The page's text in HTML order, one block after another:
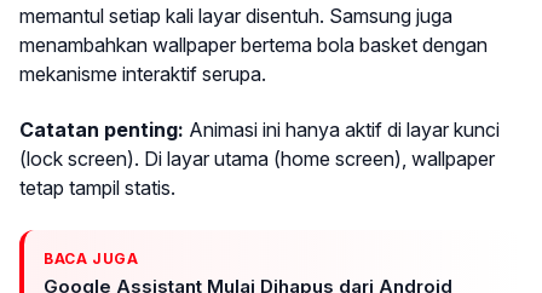
memantul setiap kali layar disentuh. Samsung juga
menambahkan wallpaper bertema bola basket dengan
mekanisme interaktif serupa.
Catatan penting: Animasi ini hanya aktif di layar kunci
(lock screen). Di layar utama (home screen), wallpaper
tetap tampil statis.
BACA JUGA
Google Assistant Mulai Dihapus dari Android